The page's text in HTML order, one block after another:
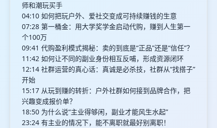
师和潮玩买手
04:10 如何把玩户外、爱社交变成可持续赚钱的生意
07:28 第一桶金：用大学奖学金启动代购，赚到人生第一
个100万
09:41 代购盈利模式揭秘：卖的到底是“正品”还是“信任”？
11:42 如何让不同的副业身份相互反哺，形成资源闭环
12:14 社群运营的真心话：真诚是必杀技，社群从“找搭子”
开始
15:17 从玩到赚的转折：户外社群如何接到品牌合作，把
兴趣变成报价单？
18:50 为什么说“主业得够闲，副业才能风生水起”
23:24 有主业的情况下，能不离职就最好别离职！